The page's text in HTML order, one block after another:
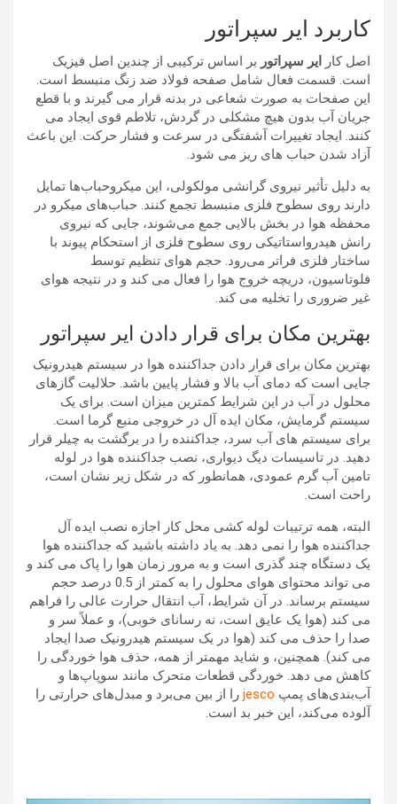
کاربرد ایر سپراتور
اصل کار ایر سپراتور بر اساس ترکیبی از چندین اصل فیزیک
است. قسمت فعال شامل صفحه فولاد ضد زنگ منبسط است.
این صفحات به صورت شعاعی در بدنه قرار می گیرند و با قطع
جریان آب بدون هیچ مشکلی در گردش، تلاطم قوی ایجاد می
کنند. ایجاد تغییرات آشفتگی در سرعت و فشار حرکت. این باعث
آزاد شدن حباب های ریز می شود.
به دلیل تأثیر نیروی گرانشی مولکولی، این میکروحباب‌ها تمایل
دارند روی سطوح فلزی منبسط تجمع کنند. حباب‌های میکرو در
محفظه هوا در بخش بالایی جمع می‌شوند، جایی که نیروی
رانش هیدرواستاتیکی روی سطوح فلزی از استحکام پیوند با
ساختار فلزی فراتر می‌رود. حجم هوای تنظیم توسط
فلوتاسیون، دریچه خروج هوا را فعال می کند و در نتیجه هوای
غیر ضروری را تخلیه می کند.
بهترین مکان برای قرار دادن ایر سپراتور
بهترین مکان برای قرار دادن جداکننده هوا در سیستم هیدرونیک
جایی است که دمای آب بالا و فشار پایین باشد. حلالیت گازهای
محلول در آب در این شرایط کمترین میزان است. برای یک
سیستم گرمایش، مکان ایده آل در خروجی منبع گرما است.
برای سیستم های آب سرد، جداکننده را در برگشت به چیلر قرار
دهید. در تاسیسات دیگ دیواری، نصب جداکننده هوا در لوله
تامین آب گرم عمودی، همانطور که در شکل زیر نشان است،
راحت است.
البته، همه ترتیبات لوله کشی محل کار اجازه نصب ایده آل
جداکننده هوا را نمی دهد. به یاد داشته باشید که جداکننده هوا
یک دستگاه چند گذری است و به مرور زمان هوا را پاک می کند و
می تواند محتوای هوای محلول را به کمتر از 0.5 درصد حجم
سیستم برساند. در آن شرایط، آب انتقال حرارت عالی را فراهم
می کند (هوا یک عایق است، نه رسانای خوبی)، و عملاً سر و
صدا را حذف می کند (هوا در یک سیستم هیدرونیک صدا ایجاد
می کند). همچنین، و شاید مهمتر از همه، حذف هوا خوردگی را
کاهش می دهد. خوردگی قطعات متحرک مانند سوپاپ‌ها و
آب‌بندی‌های پمپ jesco را از بین می‌برد و مبدل‌های حرارتی را
آلوده می‌کند، این خبر بد است.